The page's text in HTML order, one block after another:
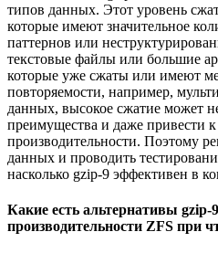
типов данных. Этот уровень
которые имеют значительное
паттернов или
текстовые файлы или большие
которые уже сжаты или имеют
повторяемости, например,
данных, высокое сжатие может
преимущества и даже привести
производительности. Поэтому
данных и проводить
насколько gzip-9 эффективен в
Какие есть альтернативы
производительности ZFS при